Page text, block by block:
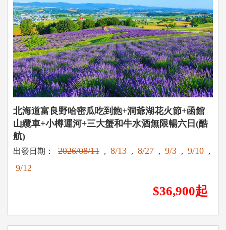
北海道富良野哈密瓜吃到飽+洞爺湖花火節+函館
山纜車+小樽運河+三大蟹和牛水酒無限暢六日(酷
航)
出發日期： 2026/08/11 , 8/13 , 8/27 , 9/3 , 9/10 ,
9/12
$36,900起